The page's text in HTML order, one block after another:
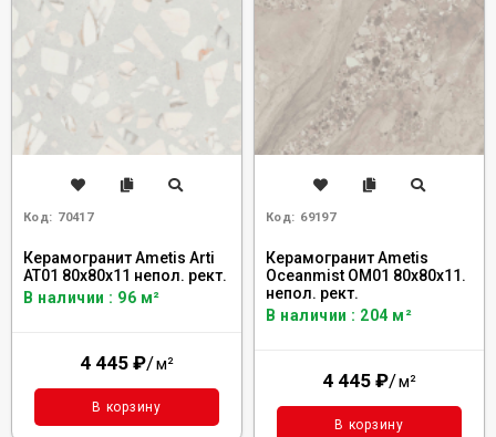
Код: 70417
Керамогранит Ametis Arti
AT01 80x80x11 непол. рект.
В наличии : 96 м²
4 445 ₽/м²
В корзину
Код: 69197
Керамогранит Ametis
Oceanmist OM01 80x80x11.
непол. рект.
В наличии : 204 м²
4 445 ₽/м²
В корзину